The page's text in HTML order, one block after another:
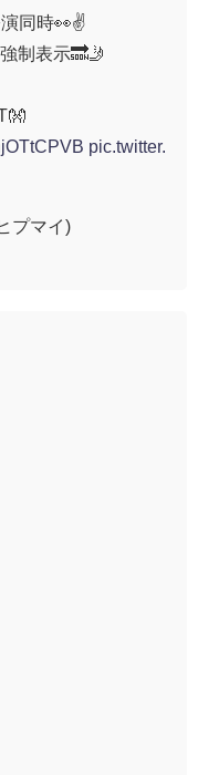
同時👀✌️
制表示🔜🤳
pic.twitter.
プマイ)